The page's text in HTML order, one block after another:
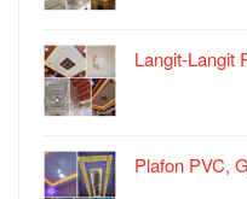
Langit-Langit
Plafon PVC,